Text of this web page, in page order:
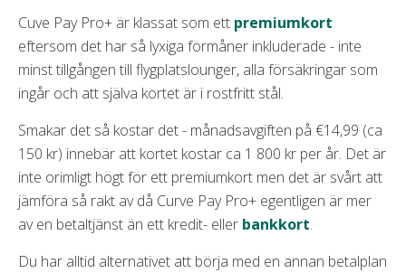
Cuve Pay Pro+ är klassat som ett premiumkort
eftersom det har så lyxiga förmåner inkluderade - inte
minst tillgången till flygplatslounger, alla försäkringar som
ingår och att själva kortet är i rostfritt stål.
Smakar det så kostar det - månadsavgiften på €14,99 (ca
150 kr) innebär att kortet kostar ca 1 800 kr per år. Det är
inte orimligt högt för ett premiumkort men det är svårt att
jämföra så rakt av då Curve Pay Pro+ egentligen är mer
av en betaltjänst än ett kredit- eller bankkort.
Du har alltid alternativet att börja med en annan betalplan